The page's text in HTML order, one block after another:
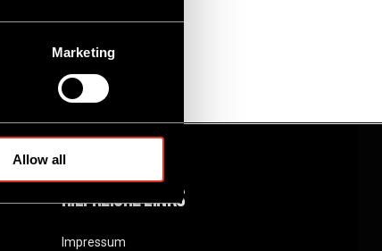
Marketing
Allow all
Hilfreiche Links
Impressum